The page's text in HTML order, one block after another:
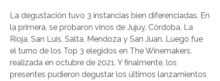
La degustación tuvo 3 instancias bien diferenciadas. En
la primera, se probaron vinos de Jujuy, Córdoba, La
Rioja, San Luis, Salta, Mendoza y San Juan. Luego fue
el turno de los Top 3 elegidos en The Winemakers,
realizada en octubre de 2021. Y finalmente, los
presentes pudieron degustar los últimos lanzamientos